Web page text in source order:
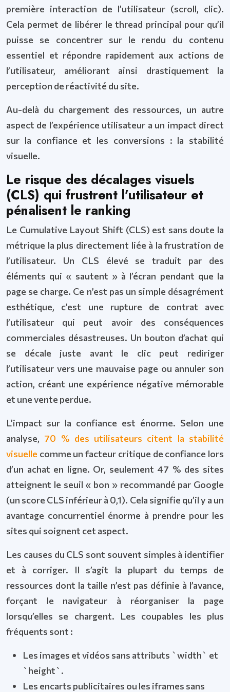
première interaction de l’utilisateur (scroll, clic).
Cela permet de libérer le thread principal pour qu’il
puisse se concentrer sur le rendu du contenu
essentiel et répondre rapidement aux actions de
l’utilisateur, améliorant ainsi drastiquement la
perception de réactivité du site.
Au-delà du chargement des ressources, un autre
aspect de l’expérience utilisateur a un impact direct
sur la confiance et les conversions : la stabilité
visuelle.
Le risque des décalages visuels
(CLS) qui frustrent l’utilisateur et
pénalisent le ranking
Le Cumulative Layout Shift (CLS) est sans doute la
métrique la plus directement liée à la frustration de
l’utilisateur. Un CLS élevé se traduit par des
éléments qui « sautent » à l’écran pendant que la
page se charge. Ce n’est pas un simple désagrément
esthétique, c’est une rupture de contrat avec
l’utilisateur qui peut avoir des conséquences
commerciales désastreuses. Un bouton d’achat qui
se décale juste avant le clic peut rediriger
l’utilisateur vers une mauvaise page ou annuler son
action, créant une expérience négative mémorable
et une vente perdue.
L’impact sur la confiance est énorme. Selon une
analyse, 70 % des utilisateurs citent la stabilité
visuelle comme un facteur critique de confiance lors
d’un achat en ligne. Or, seulement 47 % des sites
atteignent le seuil « bon » recommandé par Google
(un score CLS inférieur à 0,1). Cela signifie qu’il y a un
avantage concurrentiel énorme à prendre pour les
sites qui soignent cet aspect.
Les causes du CLS sont souvent simples à identifier
et à corriger. Il s’agit la plupart du temps de
ressources dont la taille n’est pas définie à l’avance,
forçant le navigateur à réorganiser la page
lorsqu’elles se chargent. Les coupables les plus
fréquents sont :
Les images et vidéos sans attributs `width` et
`height`.
Les encarts publicitaires ou les iframes sans